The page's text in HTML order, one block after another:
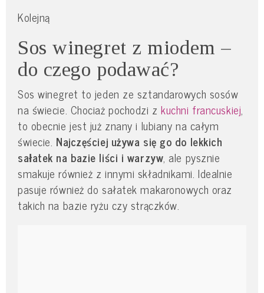
Kolejną
Sos winegret z miodem –
do czego podawać?
Sos winegret to jeden ze sztandarowych sosów
na świecie. Chociaż pochodzi zkuchni francuskiej,
to obecnie jest już znany i lubiany na całym
świecie. Najczęściej używa się go do lekkich
sałatek na bazie liści i warzyw, ale pysznie
smakuje również z innymi składnikami. Idealnie
pasuje również do sałatek makaronowych oraz
takich na bazie ryżu czy strączków.